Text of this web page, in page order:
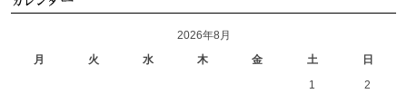
2026年8月
月
火 水 木 金 土
日
1
2